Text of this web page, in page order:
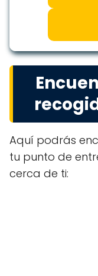
Aquí podrás
tu punto de
cerca de ti: